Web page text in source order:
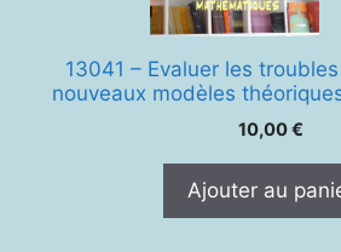
13041 – Evaluer les
nouveaux modèles
10,00€
Ajouter au